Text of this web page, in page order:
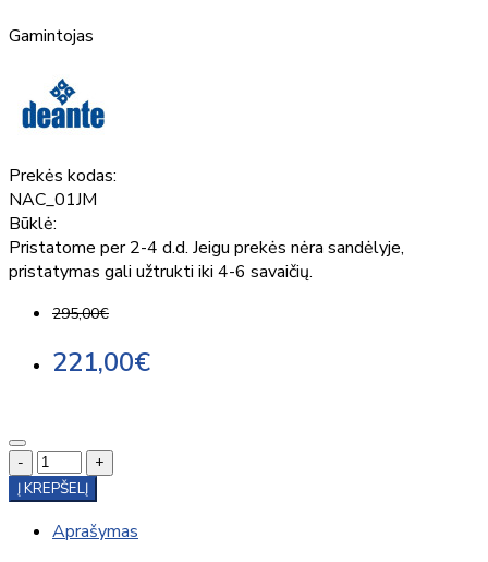
Gamintojas
Prekės kodas:
NAC_01JM
Būklė:
Pristatome per 2-4 d.d. Jeigu prekės nėra sandėlyje,
pristatymas gali užtrukti iki 4-6 savaičių.
295,00€
221,00€
-
+
Į KREPŠELĮ
Aprašymas